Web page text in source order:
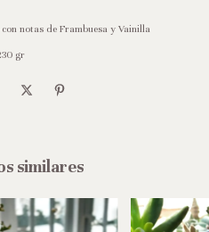
notas de Frambuesa y Vainilla
gr
similares